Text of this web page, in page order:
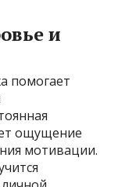
и
помогает
ощущение
мотивации.